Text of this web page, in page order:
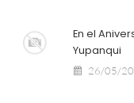
En el
Yupanqui
26/05/